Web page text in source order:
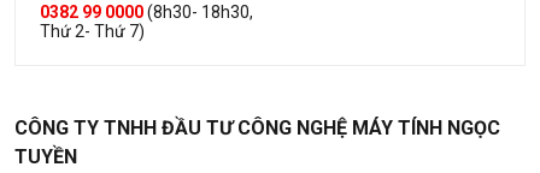
0382 99 0000(8h30- 18h30,
Thứ 2- Thứ 7)
CÔNG TY TNHH ĐẦU TƯ CÔNG NGHỆ MÁY TÍNH NGỌC
TUYỀN